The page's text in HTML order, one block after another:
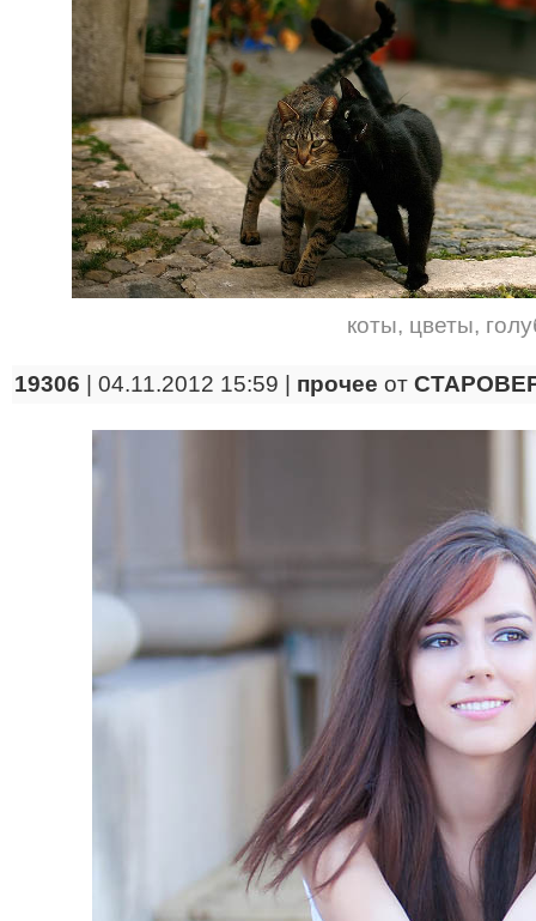
коты, цветы,
19306 | 04.11.2012 15:59 | прочее от